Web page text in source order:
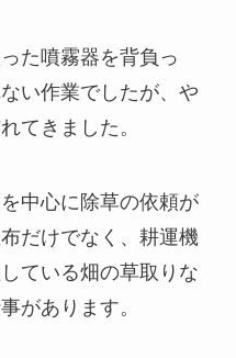
た噴霧器を背負っ
い作業でしたが、や
てきました。
中心に除草の依頼が
だけでなく、耕運機
ている畑の草取りな
があります。